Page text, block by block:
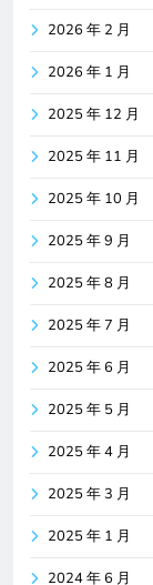
2026 年 2 月
2026 年 1 月
2025 年 12 月
2025 年 11 月
2025 年 10 月
2025 年 9 月
2025 年 8 月
2025 年 7 月
2025 年 6 月
2025 年 5 月
2025 年 4 月
2025 年 3 月
2025 年 1 月
2024 年 6 月